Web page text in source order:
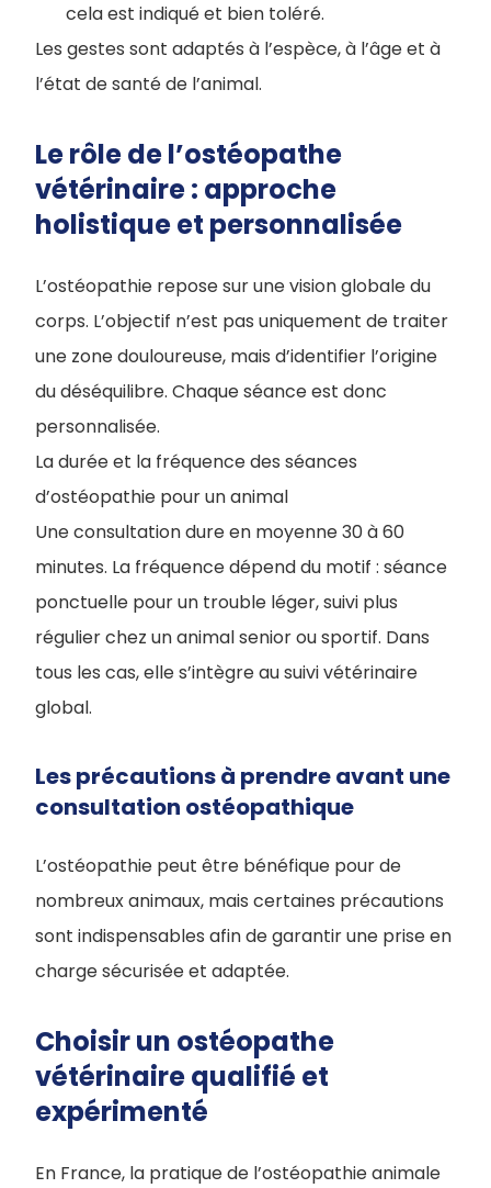
cela est indiqué et bien toléré.
Les gestes sont adaptés à l’espèce, à l’âge et à
l’état de santé de l’animal.
Le rôle de l’ostéopathe
vétérinaire : approche
holistique et personnalisée
L’ostéopathie repose sur une vision globale du
corps. L’objectif n’est pas uniquement de traiter
une zone douloureuse, mais d’identifier l’origine
du déséquilibre. Chaque séance est donc
personnalisée.
La durée et la fréquence des séances
d’ostéopathie pour un animal
Une consultation dure en moyenne 30 à 60
minutes. La fréquence dépend du motif : séance
ponctuelle pour un trouble léger, suivi plus
régulier chez un animal senior ou sportif. Dans
tous les cas, elle s’intègre au suivi vétérinaire
global.
Les précautions à prendre avant une
consultation ostéopathique
L’ostéopathie peut être bénéfique pour de
nombreux animaux, mais certaines précautions
sont indispensables afin de garantir une prise en
charge sécurisée et adaptée.
Choisir un ostéopathe
vétérinaire qualifié et
expérimenté
En France, la pratique de l’ostéopathie animale